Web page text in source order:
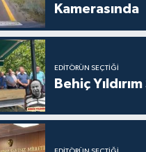
Kamerasında
EDITÖRÜN SEÇTIĞI
Behiç